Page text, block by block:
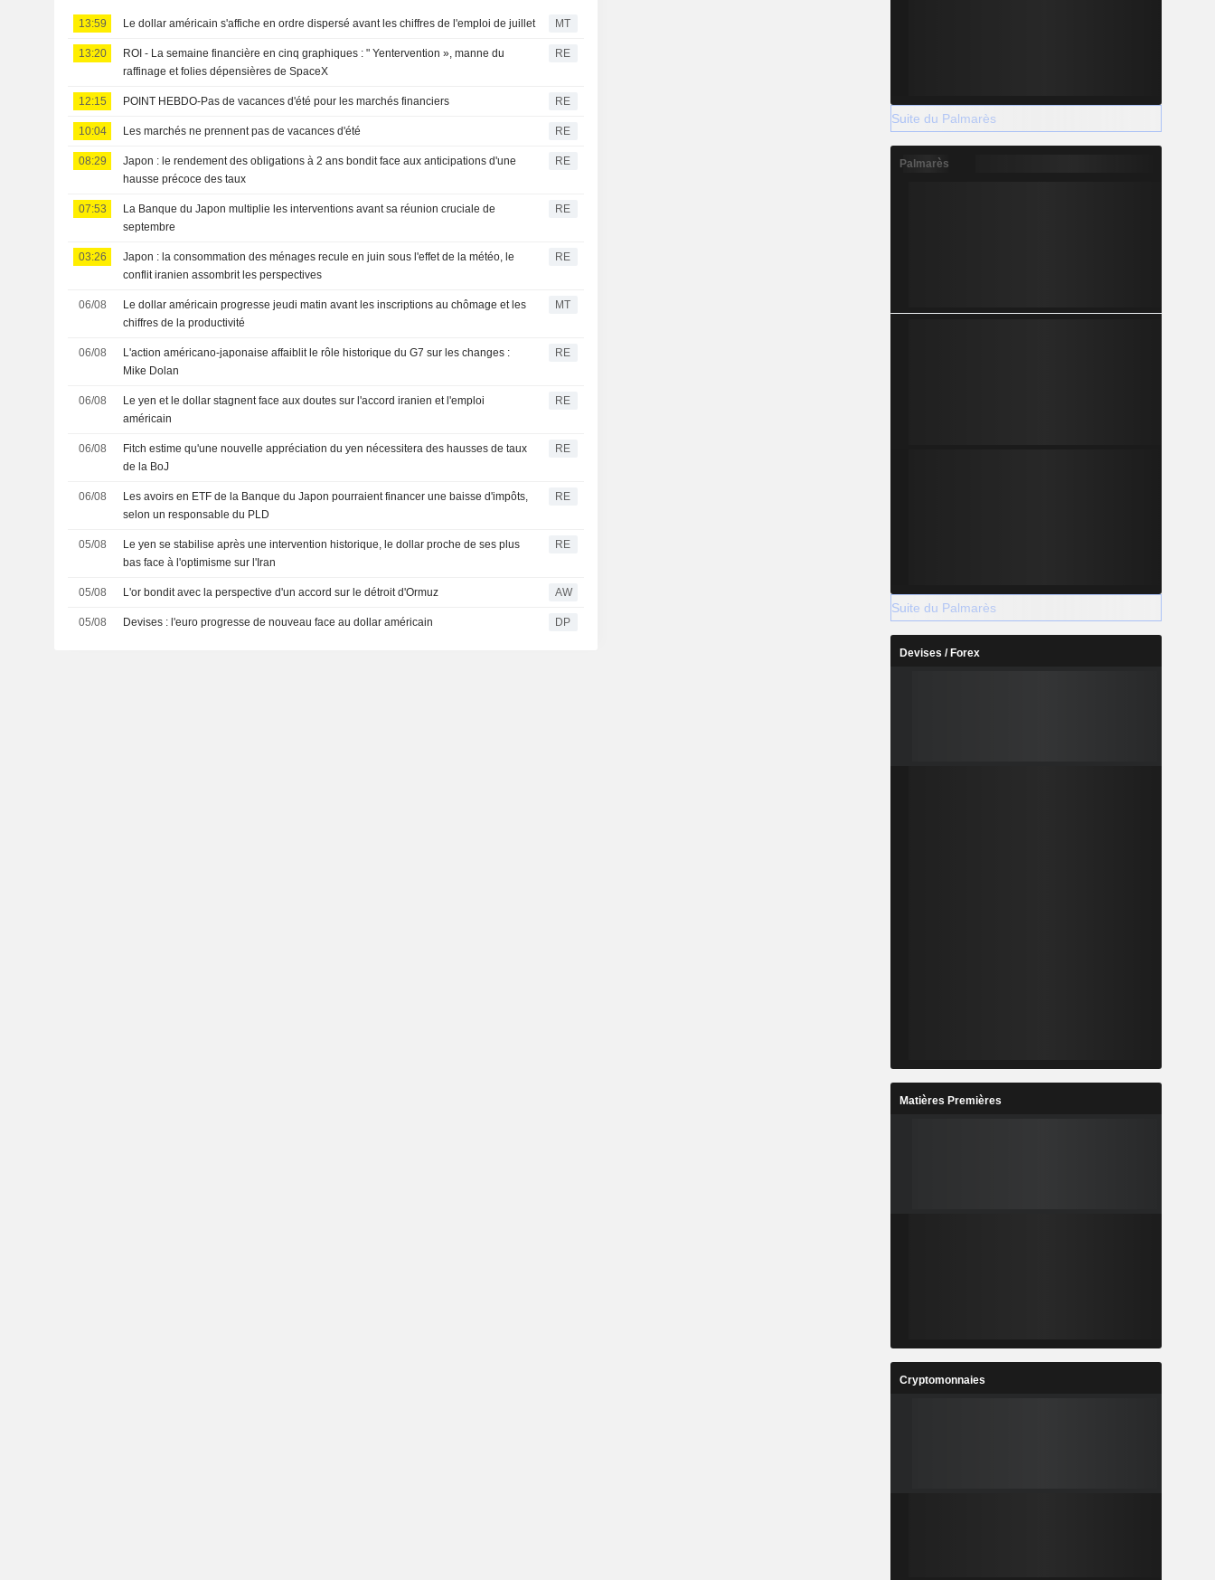
13:59 Le dollar américain s'affiche en ordre dispersé avant les chiffres de l'emploi de juillet MT
13:20
ROI - La semaine financière en cinq graphiques : " Yentervention », manne du
raffinage et folies dépensières de SpaceX
RE
12:15 POINT HEBDO-Pas de vacances d'été pour les marchés financiers RE
10:04 Les marchés ne prennent pas de vacances d'été RE
08:29
Japon : le rendement des obligations à 2 ans bondit face aux anticipations d'une
hausse précoce des taux
RE
07:53
La Banque du Japon multiplie les interventions avant sa réunion cruciale de
septembre
RE
03:26
Japon : la consommation des ménages recule en juin sous l'effet de la météo, le
conflit iranien assombrit les perspectives
RE
06/08
Le dollar américain progresse jeudi matin avant les inscriptions au chômage et les
chiffres de la productivité
MT
06/08
L'action américano-japonaise affaiblit le rôle historique du G7 sur les changes :
Mike Dolan
RE
06/08
Le yen et le dollar stagnent face aux doutes sur l'accord iranien et l'emploi
américain
RE
06/08
Fitch estime qu'une nouvelle appréciation du yen nécessitera des hausses de taux
de la BoJ
RE
06/08
Les avoirs en ETF de la Banque du Japon pourraient financer une baisse d'impôts,
selon un responsable du PLD
RE
05/08
Le yen se stabilise après une intervention historique, le dollar proche de ses plus
bas face à l'optimisme sur l'Iran
RE
05/08 L'or bondit avec la perspective d'un accord sur le détroit d'Ormuz AW
05/08 Devises : l'euro progresse de nouveau face au dollar américain DP
Suite du Palmarès
Palmarès
Suite du Palmarès
Devises / Forex
Matières Premières
Cryptomonnaies